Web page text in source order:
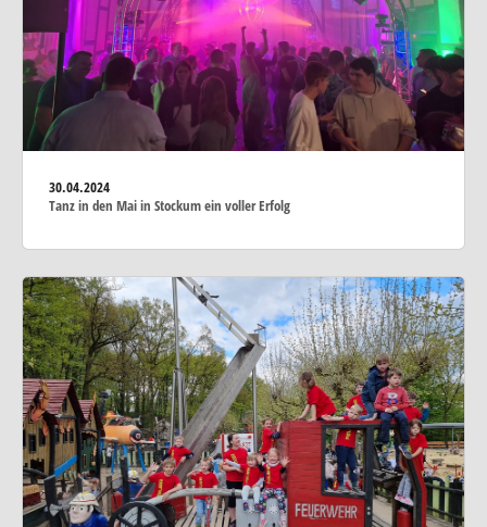
30.04.2024
Tanz in den Mai in Stockum ein voller Erfolg